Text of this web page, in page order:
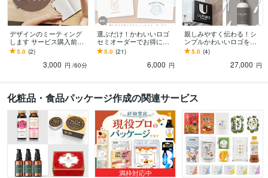
デザインのミーティング
します サービス購入前の
ビデオチャットミーティ
ングします
5.0 (2)
3,000 円 /60分
選ぶだけ！かわいいロゴ
セミオーダーでお得に作
ります かわいいロゴが短
納期・低価格でできるセ
ミオーダーのサービス
5.0 (21)
6,000 円
親しみやすく伝わる！シ
ンプルかわいいロゴを作
ります Ai無料！かわいく
て親しみやすいロゴで愛
されるブランドに
5.0 (4)
27,000 円
化粧品・食品パッケージ作成の関連サービス
満枠対応中